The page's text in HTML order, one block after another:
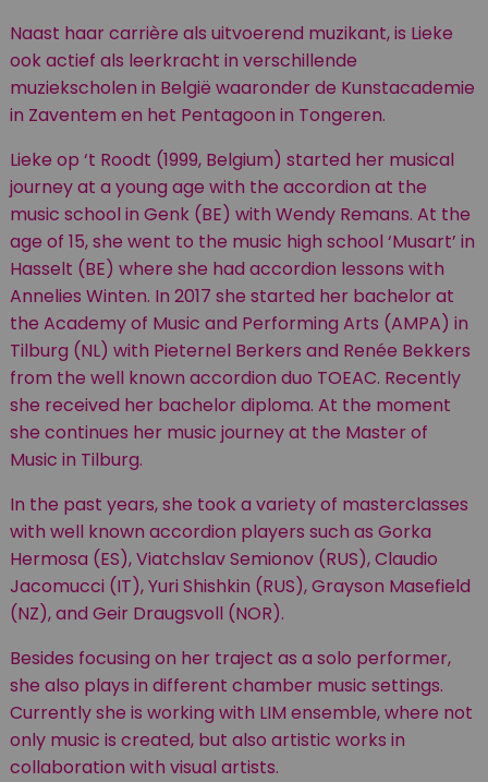
Naast haar carrière als uitvoerend muzikant, is Lieke
ook actief als leerkracht in verschillende
muziekscholen in België waaronder de Kunstacademie
in Zaventem en het Pentagoon in Tongeren.
Lieke op ‘t Roodt (1999, Belgium) started her musical
journey at a young age with the accordion at the
music school in Genk (BE) with Wendy Remans. At the
age of 15, she went to the music high school ‘Musart’ in
Hasselt (BE) where she had accordion lessons with
Annelies Winten. In 2017 she started her bachelor at
the Academy of Music and Performing Arts (AMPA) in
Tilburg (NL) with Pieternel Berkers and Renée Bekkers
from the well known accordion duo TOEAC. Recently
she received her bachelor diploma. At the moment
she continues her music journey at the Master of
Music in Tilburg.
In the past years, she took a variety of masterclasses
with well known accordion players such as Gorka
Hermosa (ES), Viatchslav Semionov (RUS), Claudio
Jacomucci (IT), Yuri Shishkin (RUS), Grayson Masefield
(NZ), and Geir Draugsvoll (NOR).
Besides focusing on her traject as a solo performer,
she also plays in different chamber music settings.
Currently she is working with LIM ensemble, where not
only music is created, but also artistic works in
collaboration with visual artists.